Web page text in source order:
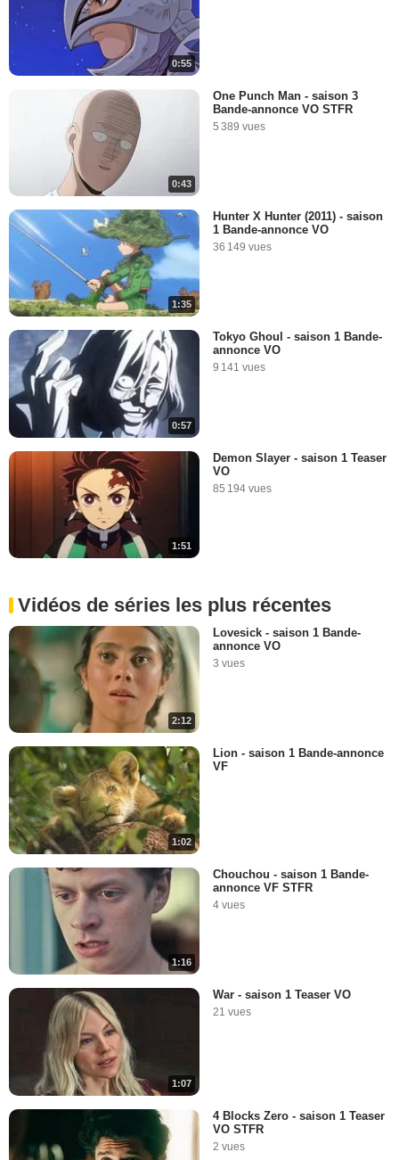
0:55
0:43
One Punch Man - saison 3
Bande-annonce VO STFR
5 389 vues
1:35
Hunter X Hunter (2011) - saison
1 Bande-annonce VO
36 149 vues
0:57
Tokyo Ghoul - saison 1 Bande-
annonce VO
9 141 vues
1:51
Demon Slayer - saison 1 Teaser
VO
85 194 vues
Vidéos de séries les plus récentes
2:12
Lovesick - saison 1 Bande-
annonce VO
3 vues
1:02
Lion - saison 1 Bande-annonce
VF
1:16
Chouchou - saison 1 Bande-
annonce VF STFR
4 vues
1:07
War - saison 1 Teaser VO
21 vues
4 Blocks Zero - saison 1 Teaser
VO STFR
2 vues